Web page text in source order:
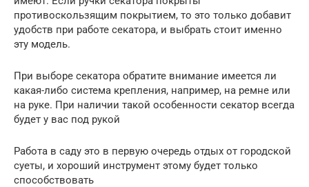
противоскользящим покрытием, то это только добавит
удобств при работе секатора, и выбрать стоит именно
эту модель.
При выборе секатора обратите внимание имеется ли
какая-либо система крепления, например, на ремне или
на руке. При наличии такой особенности секатор всегда
будет у вас под рукой
Работа в саду это в первую очередь отдых от городской
суеты, и хороший инструмент этому будет только
способствовать